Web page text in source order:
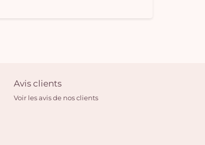
Avis clients
Voir les avis de nos clients